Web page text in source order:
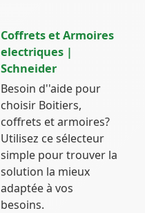
Coffrets et Armoires
electriques |
Schneider
Besoin d''aide pour
choisir Boitiers,
coffrets et armoires?
Utilisez ce sélecteur
simple pour trouver la
solution la mieux
adaptée à vos
besoins.